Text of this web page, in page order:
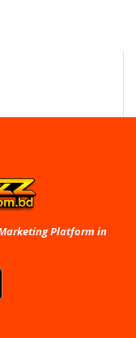
Platform in